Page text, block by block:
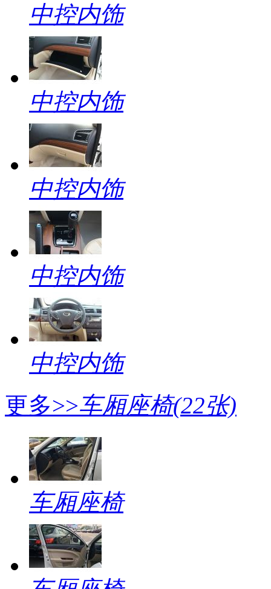
中控内饰
中控内饰
中控内饰
中控内饰
中控内饰
更多>>车厢座椅(22张)
车厢座椅